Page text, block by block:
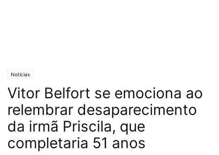
Notícias
Vitor Belfort se emociona ao
relembrar desaparecimento
da irmã Priscila, que
completaria 51 anos